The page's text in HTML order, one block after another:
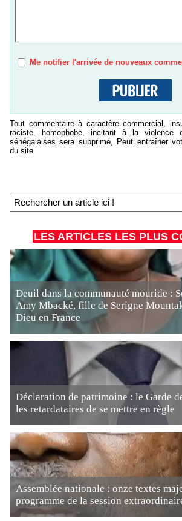
Me notifier l'arrivée de nouveaux
Tout commentaire à caractère commercial,
raciste, homophobe, incitant à la violence
sénégalaises sera supprimé, Peut entraîner
du site
LES ARTICLES LES PLUS
Deuil dans la communauté mouride :
Amy Mbacké, fille de Serigne
Dieu en France
Déclaration de patrimoine : le Garde
les retardataires de se mettre en règle
Assemblée nationale : onze textes
programme de la session